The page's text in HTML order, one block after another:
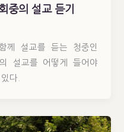
중의 설교 듣기
설교를 듣는 청중인
설교를 어떻게 들어야
다.